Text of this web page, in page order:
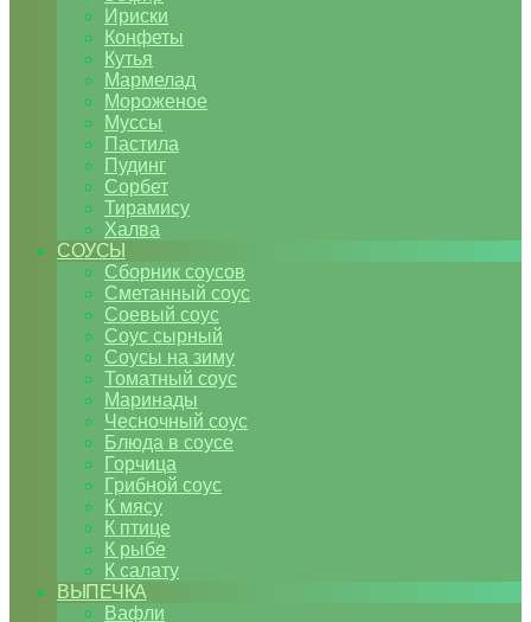
Ириски
Конфеты
Кутья
Мармелад
Мороженое
Муссы
Пастила
Пудинг
Сорбет
Тирамису
Халва
СОУСЫ
Сборник соусов
Сметанный соус
Соевый соус
Соус сырный
Соусы на зиму
Томатный соус
Маринады
Чесночный соус
Блюда в соусе
Горчица
Грибной соус
К мясу
К птице
К рыбе
К салату
ВЫПЕЧКА
Вафли